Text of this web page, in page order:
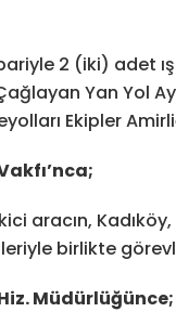
2 (iki) adet
Yan Yol
Ekipler
aracın,
birlikte
Müdürlüğünce;